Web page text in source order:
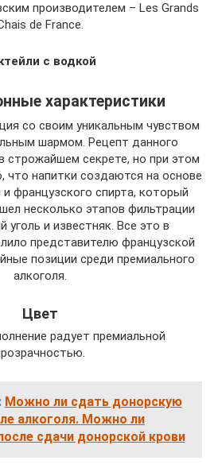
производителем – Les Grands
de France.
с водкой
характеристики
со своим уникальным чувством
шармом. Рецепт данного
строжайшем секрете, но при этом
что напитки создаются на основе
французского спирта, который
несколько этапов фильтрации
уголь и известняк. Все это в
представителю французской
позиции среди премиального
алкоголя.
Цвет
радует премиальной
Можно ли сдать донорскую
алкоголя. Можно ли
сдачи донорской крови